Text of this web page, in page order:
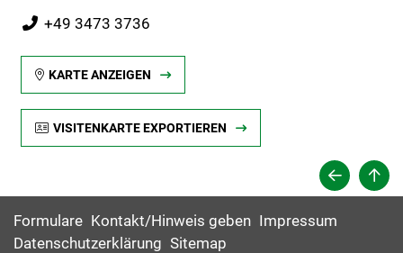
+49 3473 3736
KARTE ANZEIGEN
VISITENKARTE EXPORTIEREN
Formulare Kontakt/Hinweis geben Impressum
Datenschutzerklärung Sitemap